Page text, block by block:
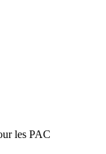
les PAC